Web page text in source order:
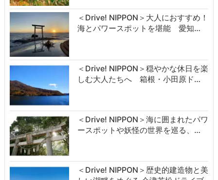
＜Drive! NIPPON＞大人におすすめ！
海とパワースポットを堪能 愛知…
＜Drive! NIPPON＞穏やかな休日を楽
しむ大人たちへ 箱根・小田原ド…
＜Drive! NIPPON＞海に囲まれたパワ
ースポットや妖怪の世界を巡る、…
＜Drive! NIPPON＞歴史的建造物と美